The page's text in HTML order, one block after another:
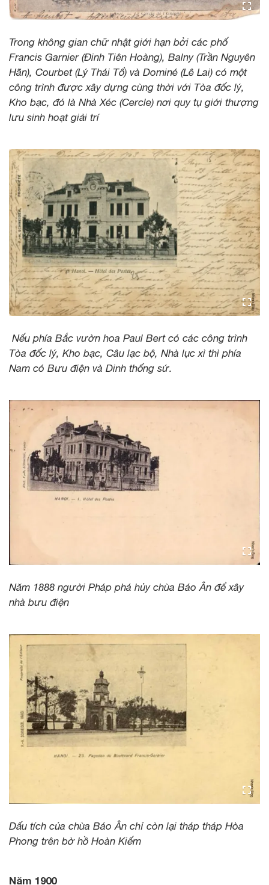
Trong không gian chữ nhật giới hạn bởi các phố
Francis Garnier (Đinh Tiên Hoàng), Balny (Trần Nguyên
Hãn), Courbet (Lý Thái Tổ) và Dominé (Lê Lai) có một
công trình được xây dựng cùng thời với Tòa đốc lý,
Kho bạc, đó là Nhà Xéc (Cercle) nơi quy tụ giới thượng
lưu sinh hoạt giải trí
Nếu phía Bắc vườn hoa Paul Bert có các công trình
Tòa đốc lý, Kho bạc, Câu lạc bộ, Nhà lục xì thì phía
Nam có Bưu điện và Dinh thống sứ.
Năm 1888 người Pháp phá hủy chùa Báo Ân để xây
nhà bưu điện
Dấu tích của chùa Báo Ân chỉ còn lại tháp tháp Hòa
Phong trên bờ hồ Hoàn Kiếm
Năm 1900